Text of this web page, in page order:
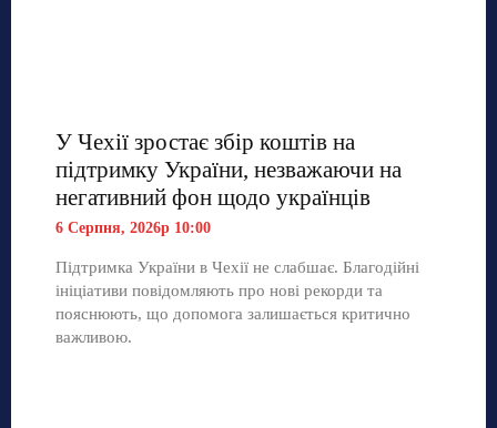
У Чехії зростає збір коштів на
підтримку України, незважаючи на
негативний фон щодо українців
6 Серпня, 2026р 10:00
Підтримка України в Чехії не слабшає. Благодійні
ініціативи повідомляють про нові рекорди та
пояснюють, що допомога залишається критично
важливою.